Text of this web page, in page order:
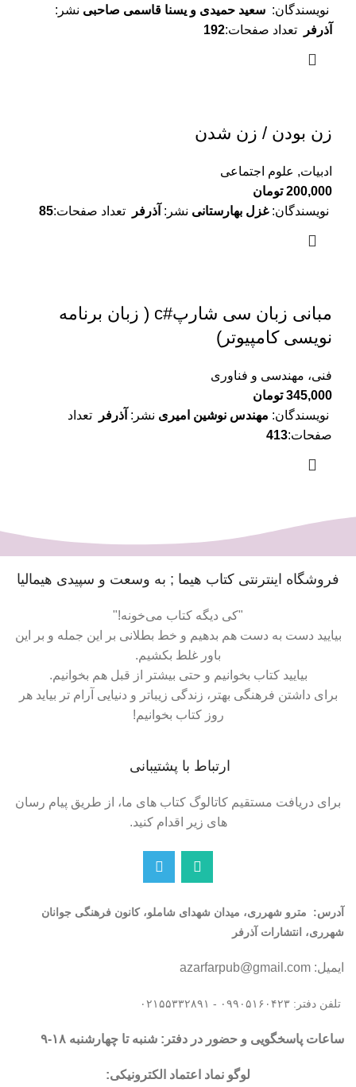
نویسندگان: سعید حمیدی و یسنا قاسمی صاحبی نشر:
آذرفر
تعداد صفحات:192
زن بودن / زن شدن
ادبیات, علوم اجتماعی
200,000 تومان
نویسندگان:غزل بهارستانی نشر: آذرفر تعداد صفحات:85
مبانی زبان سی شارپ#c ( زبان برنامه
نویسی کامپیوتر)
فنی، مهندسی و فناوری
345,000 تومان
نویسندگان: مهندس نوشین امیری نشر: آذرفر
تعداد
صفحات:413
فروشگاه اینترنتی کتاب هیما ; به وسعت و سپیدی هیمالیا
"کی دیگه کتاب می‌خونه!"
بیایید دست به دست هم بدهیم و خط بطلانی بر این جمله و بر این
باور غلط بکشیم.
بیایید کتاب بخوانیم و حتی بیشتر از قبل هم بخوانیم.
برای داشتن فرهنگی بهتر، زندگی زیباتر و دنیایی آرام تر بیاید هر
روز کتاب بخوانیم!
ارتباط با پشتیبانی
برای دریافت مستقیم کاتالوگ کتاب های ما، از طریق پیام رسان
های زیر اقدام کنید.
آدرس: مترو شهرری، میدان شهدای شاملو، کانون فرهنگی جوانان
شهرری، انتشارات آذرفر
ایمیل: azarfarpub@gmail.com
تلفن دفتر: ۰۹۹۰۵۱۶۰۴۲۳ - ۰۲۱۵۵۳۳۲۸۹۱
ساعات پاسخگویی و حضور در دفتر: شنبه تا چهارشنبه ۱۸-۹
لوگو نماد اعتماد الکترونیکی: